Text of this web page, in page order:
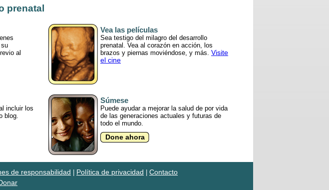
prenatal
al
incluir los
blog.
Vea las películas
Sea testigo del milagro del desarrollo
prenatal. Vea al corazón en acción, los
brazos y piernas moviéndose, y más. Visite
el cine
Súmese
Puede ayudar a mejorar la salud de por vida
de las generaciones actuales y futuras de
todo el mundo.
Done ahora
de responsabilidad Política de privacidad
Contacto